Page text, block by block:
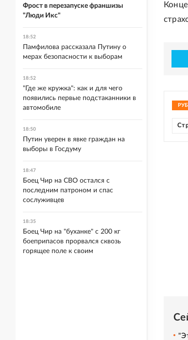
Фрост в перезапуске франшизы
"Люди Икс"
18:52
Памфилова рассказала Путину о
мерах безопасности к выборам
18:52
"Где же кружка": как и для чего
появились первые подстаканники в
автомобиле
18:50
Путин уверен в явке граждан на
выборы в Госдуму
18:47
Боец Чир на СВО остался с
последним патроном и спас
сослуживцев
18:35
Боец Чир на "буханке" с 200 кг
боеприпасов прорвался сквозь
горящее поле к своим